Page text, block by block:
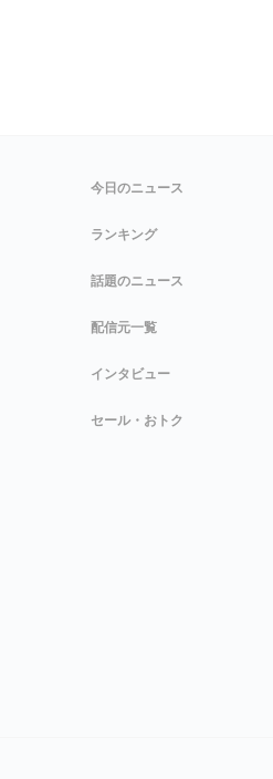
今日のニュース
ランキング
話題のニュース
配信元一覧
インタビュー
セール・おトク